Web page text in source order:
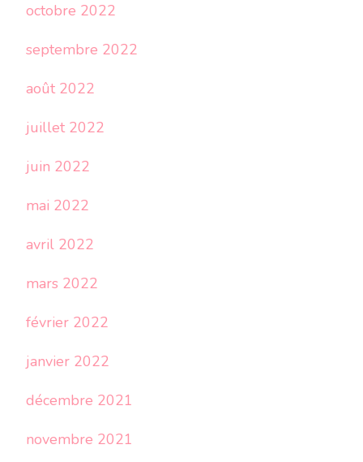
octobre 2022
septembre 2022
août 2022
juillet 2022
juin 2022
mai 2022
avril 2022
mars 2022
février 2022
janvier 2022
décembre 2021
novembre 2021